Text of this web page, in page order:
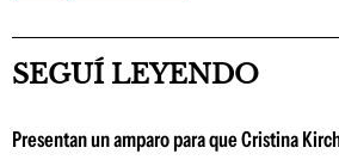
SEGUÍ LEYENDO
Presentan un amparo para que Cristina